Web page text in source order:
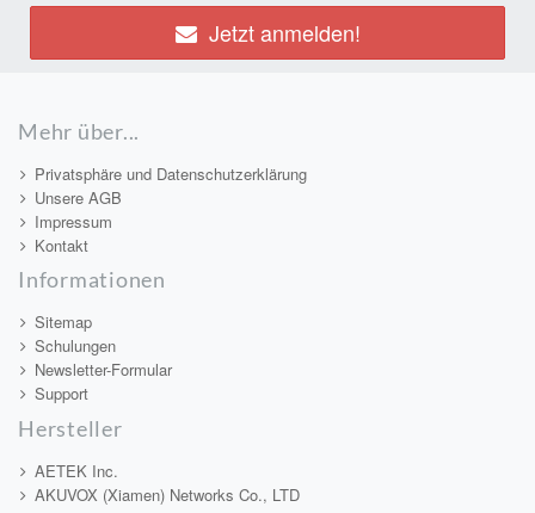
Jetzt anmelden!
Mehr über...
Privatsphäre und Datenschutzerklärung
Unsere AGB
Impressum
Kontakt
Informationen
Sitemap
Schulungen
Newsletter-Formular
Support
Hersteller
AETEK Inc.
AKUVOX (Xiamen) Networks Co., LTD